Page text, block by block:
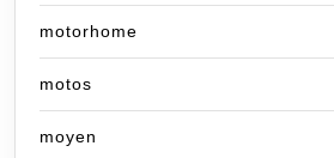
motorhome
motos
moyen